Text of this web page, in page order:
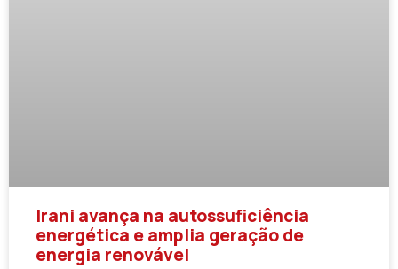
Irani avança na autossuficiência
energética e amplia geração de
energia renovável